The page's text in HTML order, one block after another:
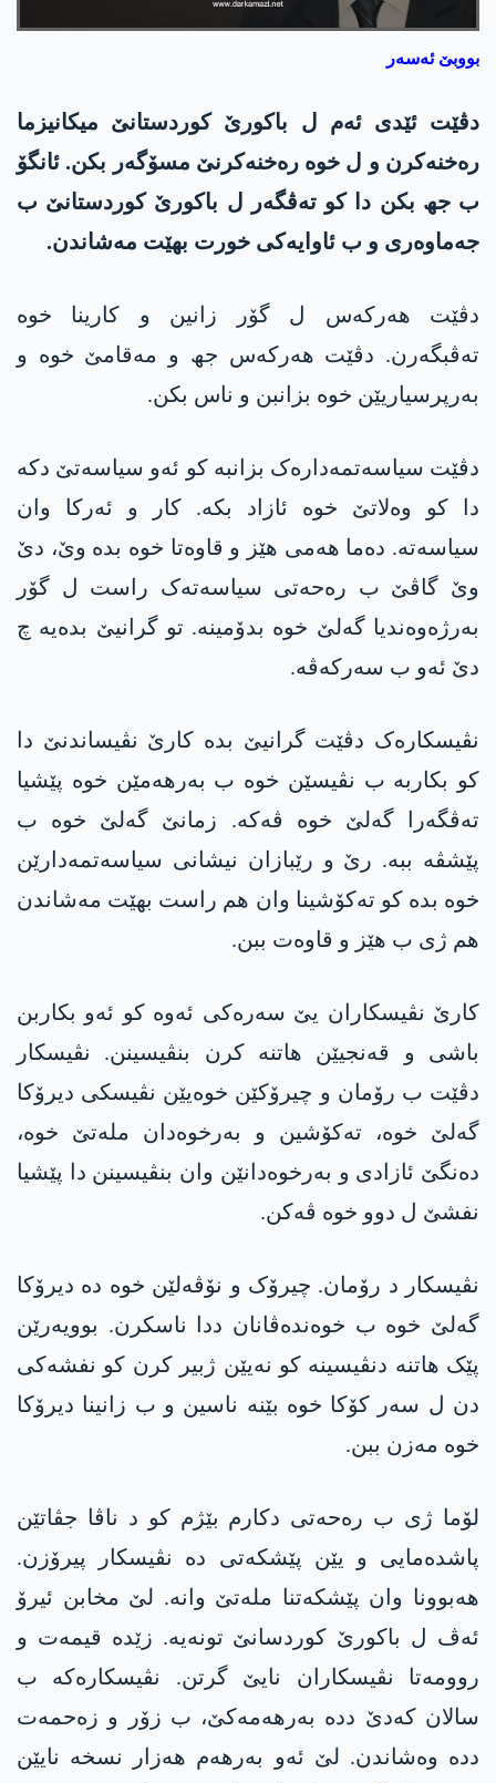
بووبێ ئەسەر
دڤێت ئێدی ئەم ل باکورێ کوردستانێ میکانیزما
رەخنەکرن و ل خوە رەخنەکرنێ مسۆگەر بکن. ئانگۆ
ب جھ بکن دا کو تەڤگەر ل باکورێ کوردستانێ ب
جەماوەری و ب ئاوایەکی خورت بهێت مەشاندن.
دڤێت ھەرکەس ل گۆر زانین و کارینا خوە
تەڤبگەرن. دڤێت ھەرکەس جھ و مەقامێ خوە و
بەرپرسیاریێن خوە بزانبن و ناس بکن.
دڤێت سیاسەتمەدارەک بزانبە کو ئەو سیاسەتێ دکە
دا کو وەلاتێ خوە ئازاد بکە. کار و ئەرکا وان
سیاسەتە. دەما ھەمی ھێز و قاوەتا خوە بدە وێ، دێ
وێ گاڤێ ب رەحەتی سیاسەتەک راست ل گۆر
بەرژەوەندیا گەلێ خوە بدۆمینە. تو گرانیێ بدەیە چ
دێ ئەو ب سەرکەڤە.
نڤیسکارەک دڤێت گرانیێ بدە کارێ نڤیساندنێ دا
کو بکاربە ب نڤیسێن خوە ب بەرھەمێن خوە پێشیا
تەڤگەرا گەلێ خوە ڤەکە. زمانێ گەلێ خوە ب
پێشڤە ببە. رێ و رێبازان نیشانی سیاسەتمەدارێن
خوە بدە کو تەکۆشینا وان ھم راست بهێت مەشاندن
ھم ژی ب ھێز و قاوەت ببن.
کارێ نڤیسکاران یێ سەرەکی ئەوە کو ئەو بکاربن
باشی و قەنجیێن ھاتنە کرن بنڤیسینن. نڤیسکار
دڤێت ب رۆمان و چیرۆکێن خوەیێن نڤیسکی دیرۆکا
گەلێ خوە، تەکۆشین و بەرخوەدان ملەتێ خوە،
دەنگێ ئازادی و بەرخوەدانێن وان بنڤیسینن دا پێشیا
نفشێ ل دوو خوە ڤەکن.
نڤیسکار د رۆمان. چیرۆک و نۆڤەلێن خوە دە دیرۆکا
گەلێ خوە ب خوەندەڤانان ددا ناسکرن. بوویەرێن
پێک ھاتنە دنڤیسینە کو نەیێن ژبیر کرن کو نفشەکی
دن ل سەر کۆکا خوە بێنە ناسین و ب زانینا دیرۆکا
خوە مەزن ببن.
لۆما ژی ب رەحەتی دکارم بێژم کو د ناڤا جڤاتێن
پاشدەمایی و یێن پێشکەتی دە نڤیسکار پیرۆزن.
ھەبوونا وان پێشکەتنا ملەتێ وانە. لێ مخابن ئیرۆ
ئەڤ ل باکورێ کوردسانێ تونەیە. زێدە قیمەت و
روومەتا نڤیسکاران نایێ گرتن. نڤیسکارەکە ب
سالان کەدێ ددە بەرھەمەکێ، ب زۆر و زەحمەت
ددە وەشاندن. لێ ئەو بەرھەم ھەزار نسخە نایێن